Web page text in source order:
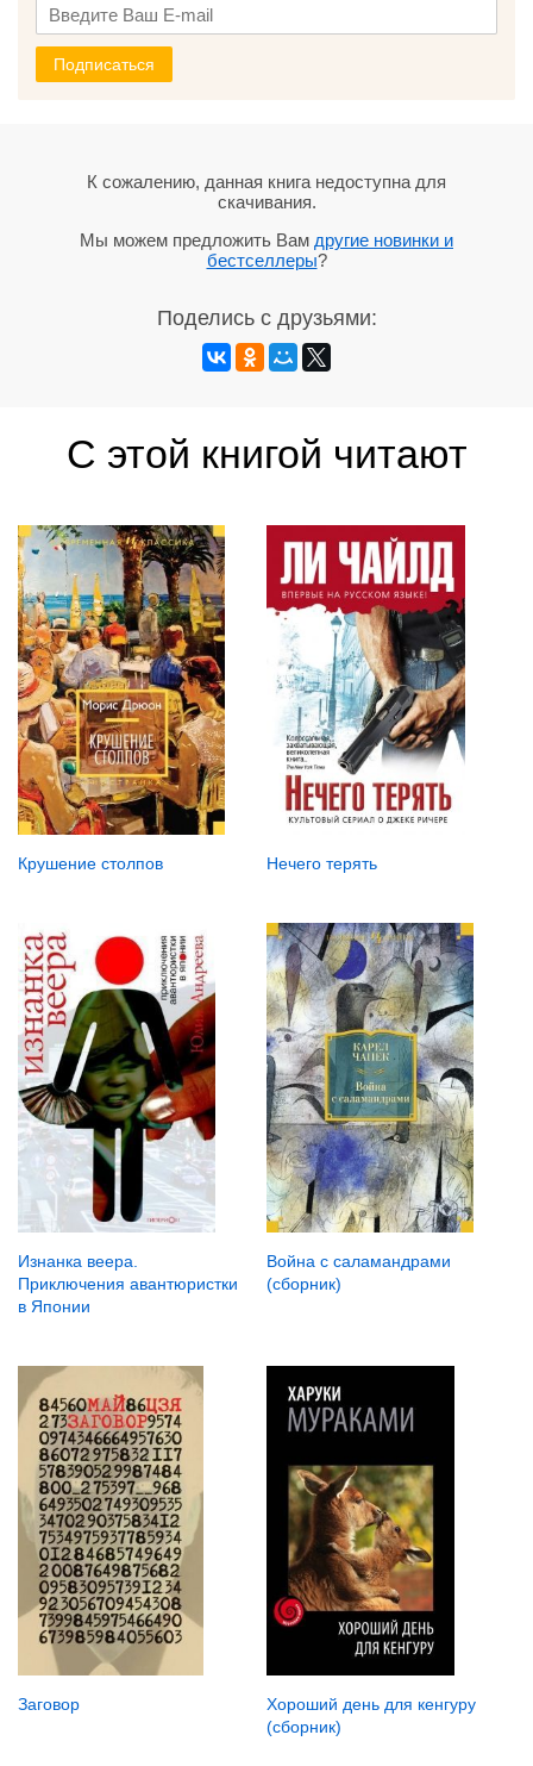
Подписаться
К сожалению, данная книга недоступна для
скачивания.
Мы можем предложить Вам другие новинки и
бестселлеры?
Поделись с друзьями:
С этой книгой читают
Крушение столпов Нечего терять
Изнанка веера.
Приключения авантюристки
в Японии
Война с саламандрами
(сборник)
Заговор
Хороший день для кенгуру
(сборник)